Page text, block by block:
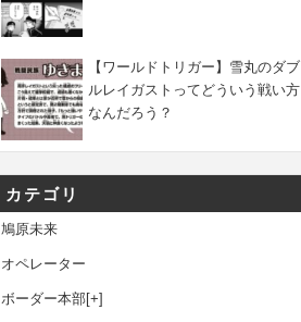
【ワールドトリガー】雪丸のダブ
ルレイガストってどういう戦い方
なんだろう？
カテゴリ
鳩原未来
オペレーター
ボーダー本部[+]